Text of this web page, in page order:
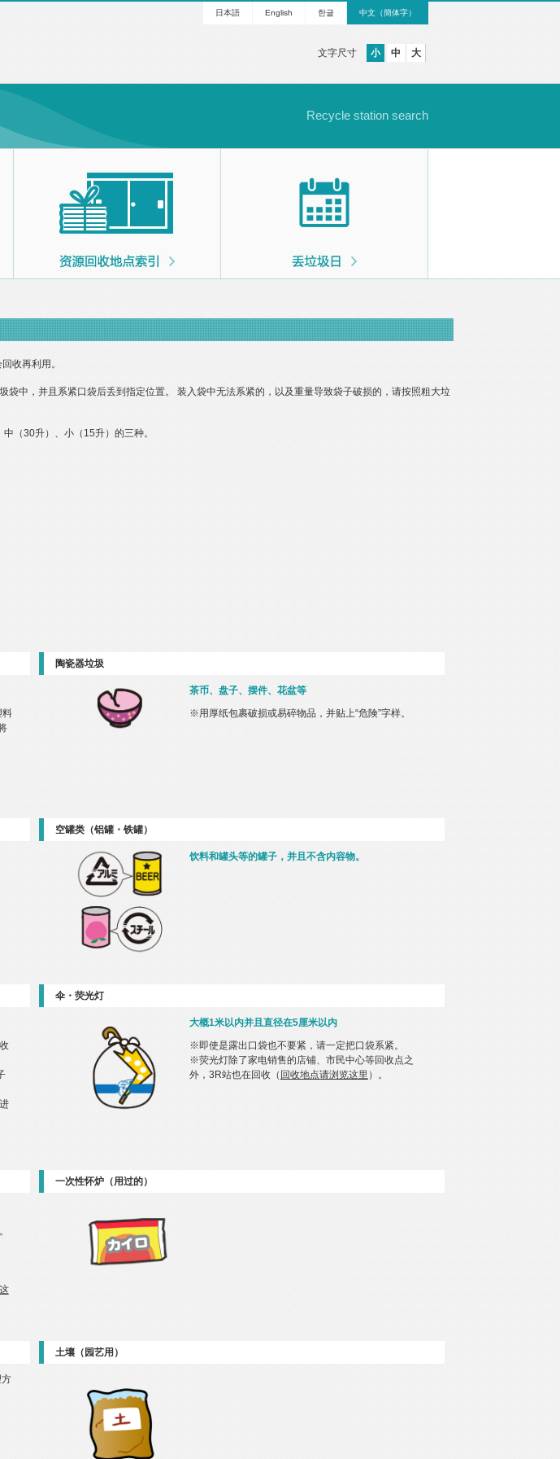
日本語 English 한글 中文（簡体字）
文字尺寸 小 中 大
Recycle station search
收再利用。
袋中，并且系紧口袋后丢到指定位置。 装入袋中无法系紧的，以及重量导致袋子破损的，请按照粗大垃
（30升）、小（15升）的三种。
料
陶瓷器垃圾
茶币、盘子、摆件、花盆等
※用厚纸包裹破损或易碎物品，并贴上“危険”字样。
空罐类（铝罐・铁罐）
饮料和罐头等的罐子，并且不含内容物。
伞・荧光灯
大概1米以内并且直径在5厘米以内
※即使是露出口袋也不要紧，请一定把口袋系紧。
※荧光灯除了家电销售的店铺、市民中心等回收点之
外，3R站也在回收（ 回收地点请浏览这里 ）。
一次性怀炉（用过的）
土壤（园艺用）